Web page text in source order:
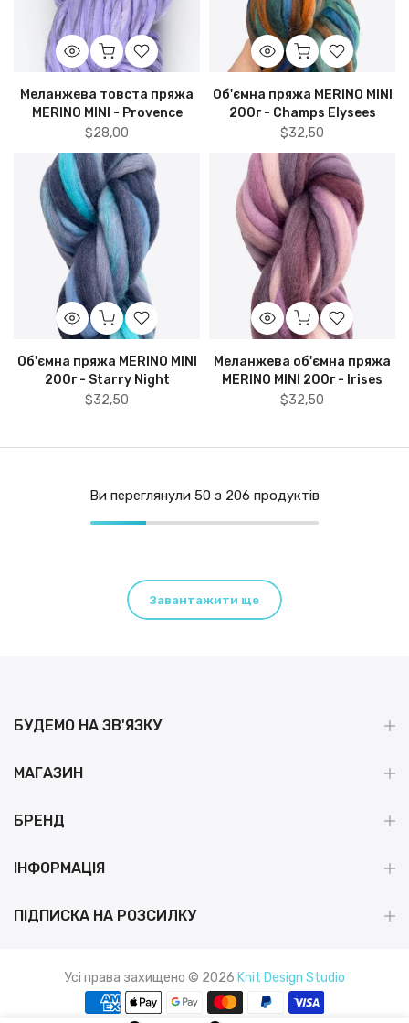
Меланжева товста пряжа
MERINO MINI - Provence
$28,00
Об'ємна пряжа MERINO MINI
200г - Champs Elysees
$32,50
Об'ємна пряжа MERINO MINI
200г - Starry Night
$32,50
Меланжева об'ємна пряжа
MERINO MINI 200г - Irises
$32,50
Ви переглянули 50 з 206 продуктів
Завантажити ще
БУДЕМО НА ЗВ'ЯЗКУ
МАГАЗИН
БРЕНД
ІНФОРМАЦІЯ
ПІДПИСКА НА РОЗСИЛКУ
Усі права захищено © 2026 Knit Design Studio